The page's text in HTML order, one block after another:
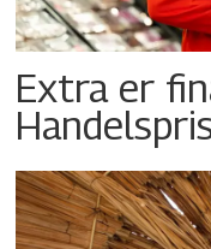
Extra er